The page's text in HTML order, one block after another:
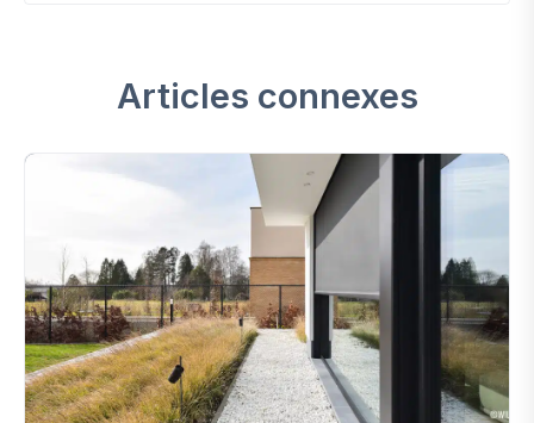
Articles connexes